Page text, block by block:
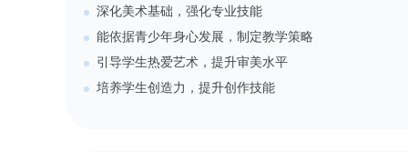
深化美术基础，强化专业技能
能依据青少年身心发展，制定教学策略
引导学生热爱艺术，提升审美水平
培养学生创造力，提升创作技能